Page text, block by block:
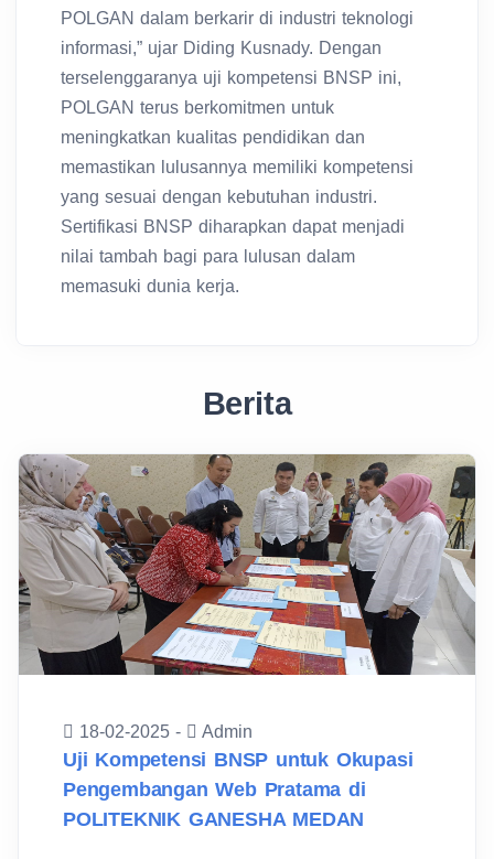
POLGAN dalam berkarir di industri teknologi
informasi,” ujar Diding Kusnady. Dengan
terselenggaranya uji kompetensi BNSP ini,
POLGAN terus berkomitmen untuk
meningkatkan kualitas pendidikan dan
memastikan lulusannya memiliki kompetensi
yang sesuai dengan kebutuhan industri.
Sertifikasi BNSP diharapkan dapat menjadi
nilai tambah bagi para lulusan dalam
memasuki dunia kerja.
Berita
18-02-2025 - Admin
Uji Kompetensi BNSP untuk Okupasi
Pengembangan Web Pratama di
POLITEKNIK GANESHA MEDAN